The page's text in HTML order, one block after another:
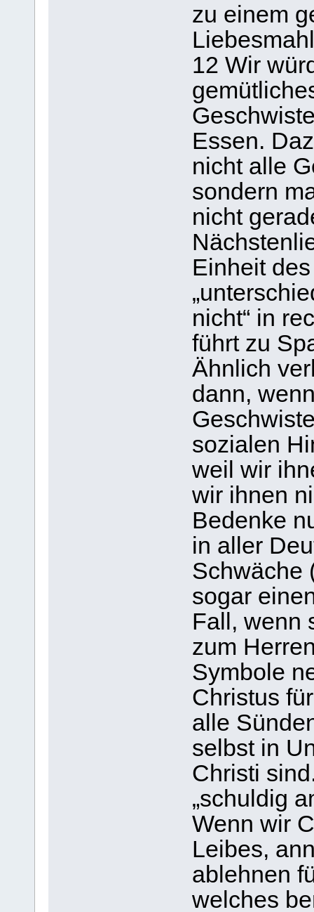
zu einem
12 Wir
Essen.
nicht alle
sondern
nicht
Einheit
nicht“ in
führt zu
Ähnlich
dann,
sozialen
weil wir
wir ihnen
Bedenke
in aller
Schwäche
sogar
Fall, wenn
zum
Symbole
Christus
alle
selbst in
Christi
„schuldig
Wenn wir
Leibes,
ablehnen
welches